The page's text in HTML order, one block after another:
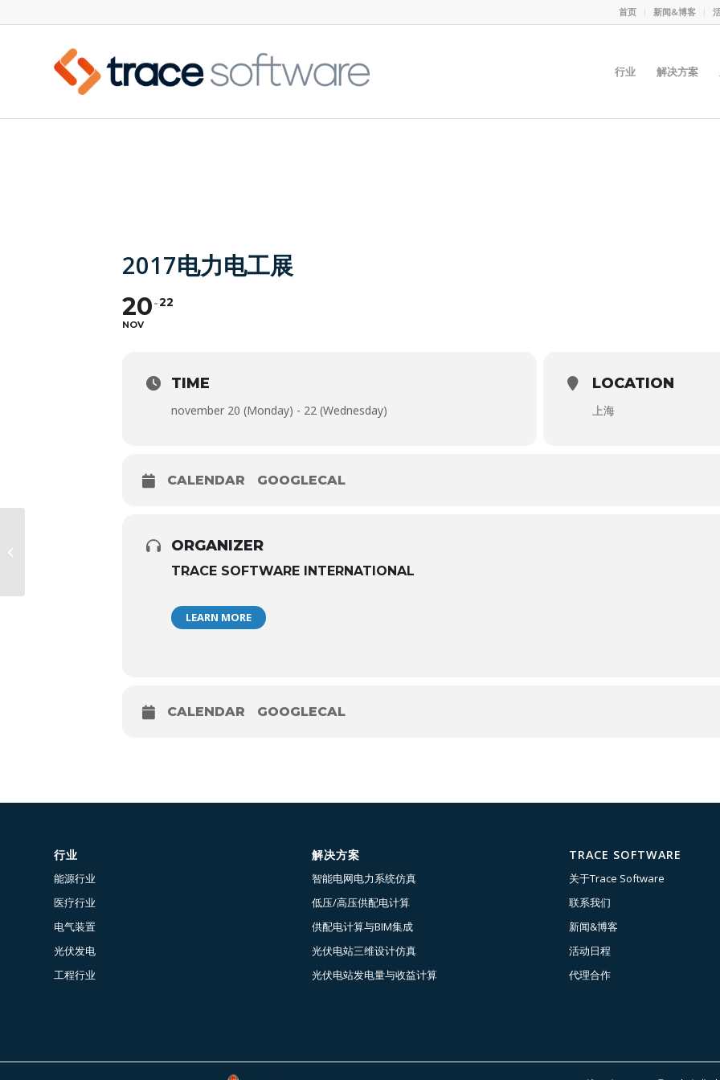
首页 新闻&博客
行业 解决方案
2017电力电工展
20
NOV
22
TIME
november 20 (Monday) - 22 (Wednesday)
LOCATION
上海
CALENDAR GOOGLECAL
ORGANIZER
TRACE SOFTWARE INTERNATIONAL
LEARN MORE
CALENDAR GOOGLECAL
行业
能源行业
医疗行业
电气装置
光伏发电
工程行业
解决方案
智能电网电力系统仿真
低压/高压供配电计算
供配电计算与BIM集成
光伏电站三维设计仿真
光伏电站发电量与收益计算
TRACE SOFTWARE
关于Trace Software
联系我们
新闻&博客
活动日程
代理合作
进阶培训课程——elecworks中级培训